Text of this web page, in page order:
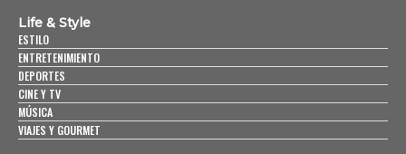
Life & Style
ESTILO
ENTRETENIMIENTO
DEPORTES
CINE Y TV
MÚSICA
VIAJES Y GOURMET